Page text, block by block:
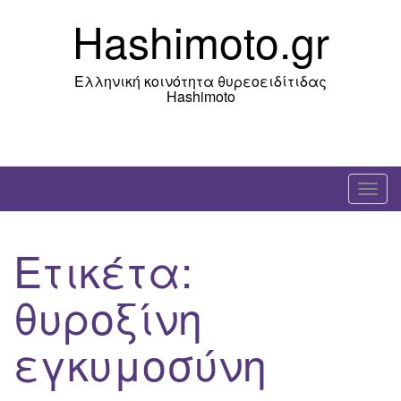
Hashimoto.gr
Ελληνική κοινότητα θυρεοειδίτιδας
Hashimoto
T
o
Ετικέτα:
θυροξίνη
εγκυμοσύνη